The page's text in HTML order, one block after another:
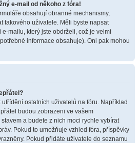
e-mail od někoho z fóra!
obsahují obranné mechanismy,
takového uživatele. Měli byste napsat
mailu, který jste obdrželi, což je velmi
informace obsahuje). Oni pak mohou
utřídění ostatních uživatelů na fóru. Například
budou zobrazeni ve vašem
a budete z nich moci rychle vybírat
Pokud to umožňuje vzhled fóra, příspěvky
Pokud přidáte uživatele do seznamu